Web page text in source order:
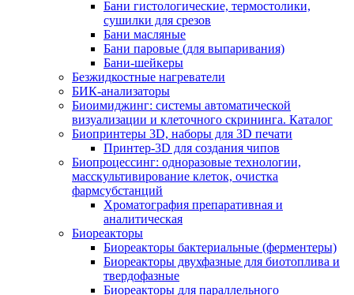
Бани гистологические, термостолики,
сушилки для срезов
Бани масляные
Бани паровые (для выпаривания)
Бани-шейкеры
Безжидкостные нагреватели
БИК-анализаторы
Биоимиджинг: системы автоматической
визуализации и клеточного скрининга. Каталог
Биопринтеры 3D, наборы для 3D печати
Принтер-3D для создания чипов
Биопроцессинг: одноразовые технологии,
масскультивирование клеток, очистка
фармсубстанций
Хроматография препаративная и
аналитическая
Биореакторы
Биореакторы бактериальные (ферментеры)
Биореакторы двухфазные для биотоплива и
твердофазные
Биореакторы для параллельного